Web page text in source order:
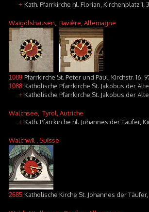
+ Kath. Pfarrkirche hl. Florian, Kirchenplatz
Waigolshausen , Bavière, Allemagne
1089 Pfarrkirche St. Peter und Paul, Kirchstr.
1088 Katholische Pfarrkirche St. Jakobus der
+ Katholische Pfarrkirche St. Jakobus der
Walchsee , Tyrol, Autriche
+ Kath. Pfarrkirche hl. Johannes der Täufer,
Walchwil , Suisse
2685 Katholische Kirche St. Johannes der